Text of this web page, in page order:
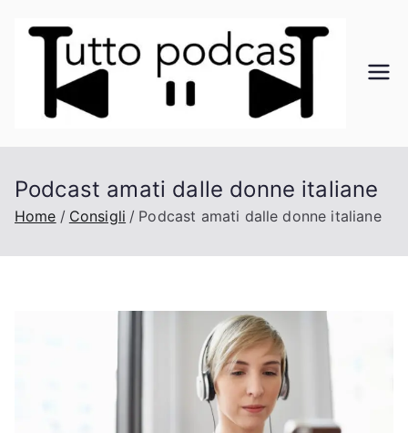
contenuto
o
st a
portat
Podcast amati dalle donne italiane
Home Consigli Podcast amati dalle donne italiane